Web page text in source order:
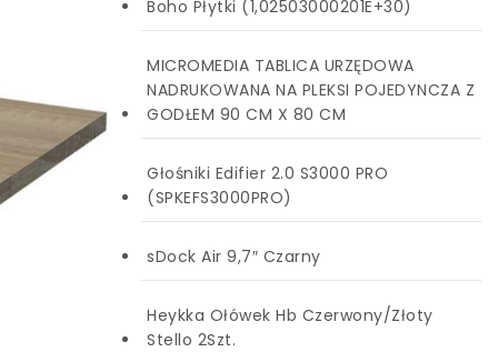
Boho Płytki (1,02503000201E+30)
MICROMEDIA TABLICA URZĘDOWA
NADRUKOWANA NA PLEKSI POJEDYNCZA Z
GODŁEM 90 CM X 80 CM
Głośniki Edifier 2.0 S3000 PRO
(SPKEFS3000PRO)
sDock Air 9,7″ Czarny
Heykka Ołówek Hb Czerwony/Złoty
Stello 2Szt.